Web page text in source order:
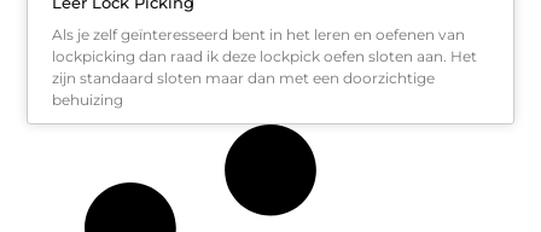
Als je zelf geïnteresseerd bent in het leren en oefenen van
lockpicking dan raad ik deze lockpick oefen sloten aan. Het
zijn standaard sloten maar dan met een doorzichtige
behuizing